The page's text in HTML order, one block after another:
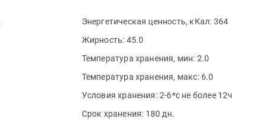
Энергетическая ценность, кКал: 364
Жирность: 45.0
Температура хранения, мин: 2.0
Температура хранения, макс: 6.0
Условия хранения:2-6*с не более 12ч
Срок хранения: 180 дн.